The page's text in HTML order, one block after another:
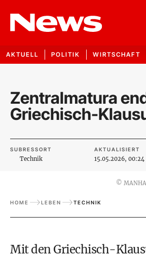
AKTUELL POLITIK WIRTSCHAFT
Zentralmatura
Griechisch-
SUBRESSORT
Technik
AKTUALISIERT
15.05.2026, 00:24
©
HOME LEBEN TECHNIK
Mit den Griechisch-